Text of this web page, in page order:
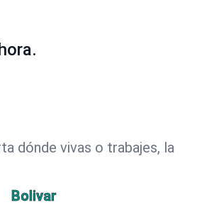
dónde vivas o trabajes, la
Bolivar